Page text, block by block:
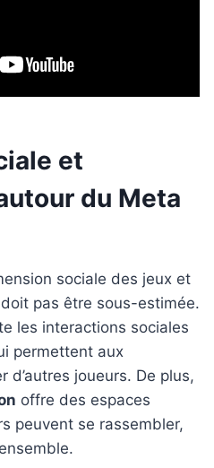
et
du Meta
sociale des jeux et
pas être sous-estimée.
les interactions sociales
permettent aux
d’autres joueurs. De plus,
offre des espaces
peuvent se rassembler,